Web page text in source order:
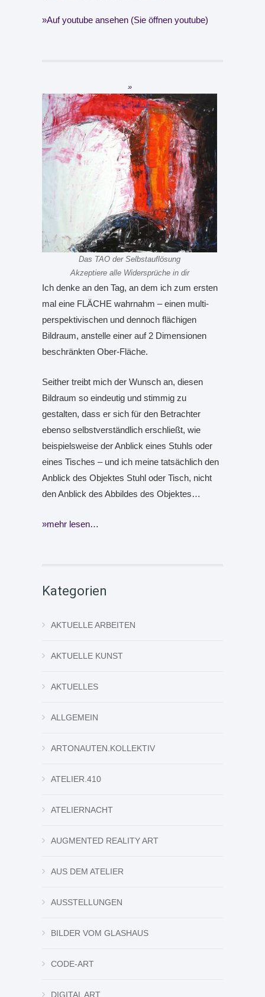
Auf youtube ansehen (Sie öffnen youtube)
Das TAO der Selbstauflösung
Akzeptiere alle Widersprüche in dir
Ich denke an den Tag, an dem ich zum ersten
mal eine FLÄCHE wahrnahm – einen multi-
perspektivischen und dennoch flächigen
Bildraum, anstelle einer auf 2 Dimensionen
beschränkten Ober-Fläche.
Seither treibt mich der Wunsch an, diesen
Bildraum so eindeutig und stimmig zu
gestalten, dass er sich für den Betrachter
ebenso selbstverständlich erschließt, wie
beispielsweise der Anblick eines Stuhls oder
eines Tisches – und ich meine tatsächlich den
Anblick des Objektes Stuhl oder Tisch, nicht
den Anblick des Abbildes des Objektes…
mehr lesen…
Kategorien
AKTUELLE ARBEITEN
AKTUELLE KUNST
AKTUELLES
ALLGEMEIN
ARTONAUTEN.KOLLEKTIV
ATELIER.410
ATELIERNACHT
AUGMENTED REALITY ART
AUS DEM ATELIER
AUSSTELLUNGEN
BILDER VOM GLASHAUS
CODE-ART
DIGITAL ART